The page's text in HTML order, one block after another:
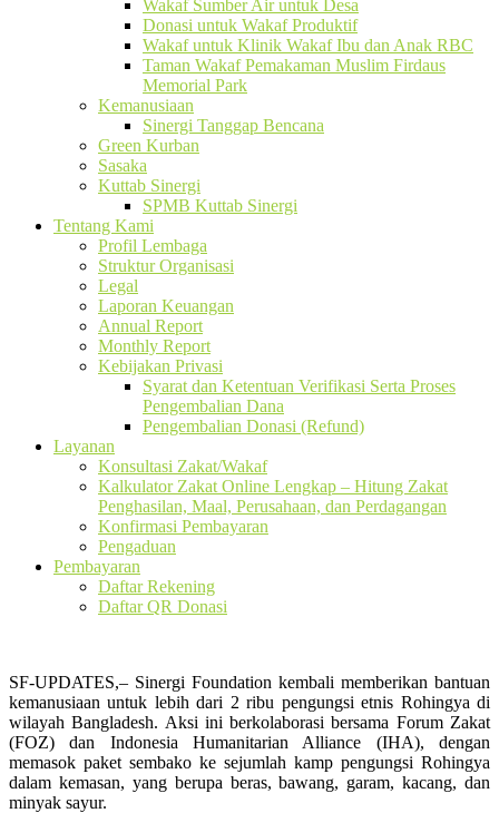
Wakaf Sumber Air untuk Desa
Donasi untuk Wakaf Produktif
Wakaf untuk Klinik Wakaf Ibu dan Anak RBC
Taman Wakaf Pemakaman Muslim Firdaus
Memorial Park
Kemanusiaan
Sinergi Tanggap Bencana
Green Kurban
Sasaka
Kuttab Sinergi
SPMB Kuttab Sinergi
Tentang Kami
Profil Lembaga
Struktur Organisasi
Legal
Laporan Keuangan
Annual Report
Monthly Report
Kebijakan Privasi
Syarat dan Ketentuan Verifikasi Serta Proses
Pengembalian Dana
Pengembalian Donasi (Refund)
Layanan
Konsultasi Zakat/Wakaf
Kalkulator Zakat Online Lengkap – Hitung Zakat
Penghasilan, Maal, Perusahaan, dan Perdagangan
Konfirmasi Pembayaran
Pengaduan
Pembayaran
Daftar Rekening
Daftar QR Donasi
SF-UPDATES,– Sinergi Foundation kembali memberikan bantuan
kemanusiaan untuk lebih dari 2 ribu pengungsi etnis Rohingya di
wilayah Bangladesh. Aksi ini berkolaborasi bersama Forum Zakat
(FOZ) dan Indonesia Humanitarian Alliance (IHA), dengan
memasok paket sembako ke sejumlah kamp pengungsi Rohingya
dalam kemasan, yang berupa beras, bawang, garam, kacang, dan
minyak sayur.